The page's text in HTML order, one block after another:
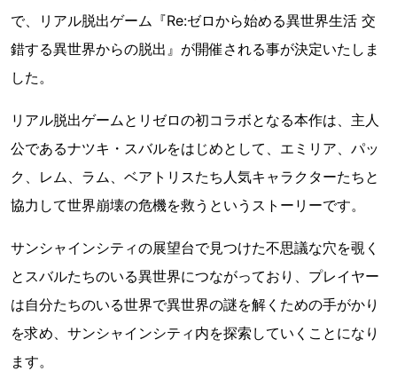
で、リアル脱出ゲーム『Re:ゼロから始める異世界生活 交
錯する異世界からの脱出』が開催される事が決定いたしま
した。
リアル脱出ゲームとリゼロの初コラボとなる本作は、主人
公であるナツキ・スバルをはじめとして、エミリア、パッ
ク、レム、ラム、ベアトリスたち人気キャラクターたちと
協力して世界崩壊の危機を救うというストーリーです。
サンシャインシティの展望台で見つけた不思議な穴を覗く
とスバルたちのいる異世界につながっており、プレイヤー
は自分たちのいる世界で異世界の謎を解くための手がかり
を求め、サンシャインシティ内を探索していくことになり
ます。